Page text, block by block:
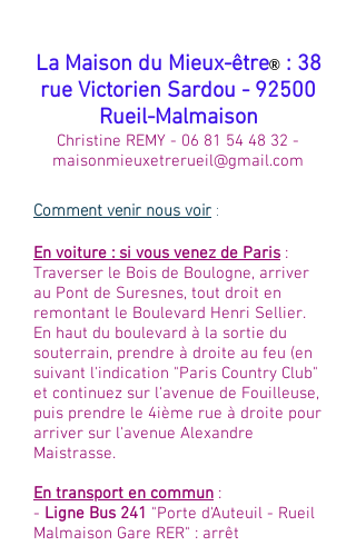
​La Maison du Mieux-être®: 38
rue Victorien Sardou - 92500
Rueil-Malmaison
Christine REMY - 06 81 54 48 32 -
maisonmieuxetrerueil@gmail.com
Comment venir nous voir:
En voiture : si vous venez de Paris :
Traverser le Bois de Boulogne, arriver
au Pont de Suresnes, tout droit en
remontant le Boulevard Henri Sellier.
En haut du boulevard à la sortie du
souterrain, prendre à droite au feu (en
suivant l'indication "Paris Country Club"
et continuez sur l'avenue de Fouilleuse,
puis prendre le 4ième rue à droite pour
arriver sur l'avenue Alexandre
Maistrasse.
En transport en commun :
- Ligne Bus 241 "Porte d'Auteuil - Rueil
Malmaison Gare RER" : arrêt